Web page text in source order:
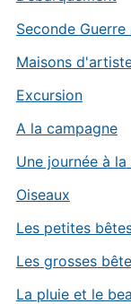
Seconde
Maisons
Excursion
A la campagne
Une journée à
Oiseaux
Les petites
Les grosses
La pluie et le